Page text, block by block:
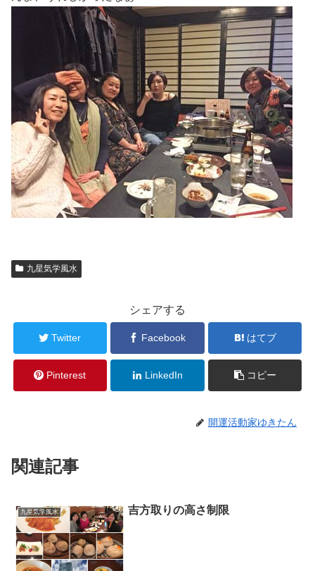
九星気学風水
シェアする
Twitter Facebook はてブ
Pinterest LinkedIn コピー
開運活動家ゆきたん
関連記事
九星気学風水 吉方取りの高さ制限